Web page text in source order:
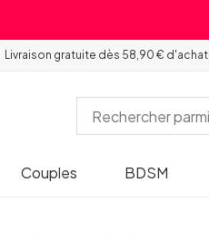
Livraison gratuite dès 58,90 € d'achat
Couples BDSM